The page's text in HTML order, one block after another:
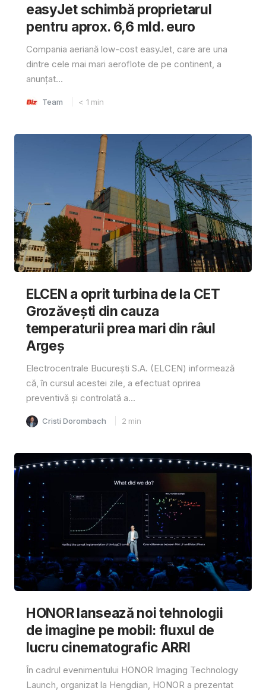
easyJet schimbă proprietarul
pentru aprox. 6,6 mld. euro
Compania aeriană low-cost easyJet, care are una
dintre cele mai mari aeroflote de pe continent, a
anunțat...
Team < 1 min
ELCEN a oprit turbina de la CET
Grozăvești din cauza
temperaturii prea mari din râul
Argeș
Electrocentrale București S.A. (ELCEN) informează
că, în cursul acestei zile, a efectuat oprirea
preventivă și controlată a...
Cristi Dorombach 2 min
HONOR lansează noi tehnologii
de imagine pe mobil: fluxul de
lucru cinematografic ARRI
În cadrul evenimentului HONOR Imaging Technology
Launch, organizat la Hengdian, HONOR a prezentat